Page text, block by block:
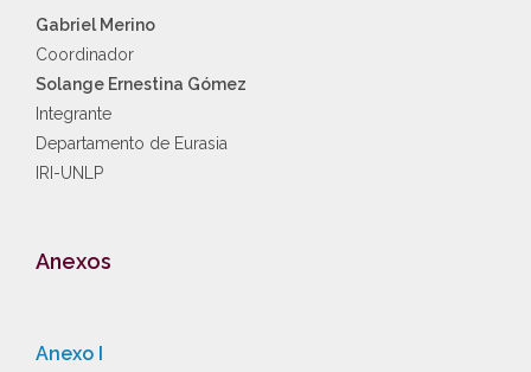
Gabriel Merino
Coordinador
Solange Ernestina Gómez
Integrante
Departamento de Eurasia
IRI-UNLP
Anexos
Anexo I